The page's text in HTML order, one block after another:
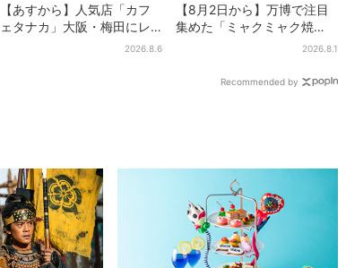
【あすから】人気店「カフ
ェタナカ」大阪・梅田にレ
ア商品集結…本店人気パン＆
2026.8.6
【8月2日から】万博で注目
集めた「ミャクミャク焼
き」初グッズ化！大阪・梅
2026.8.1
Recommended by